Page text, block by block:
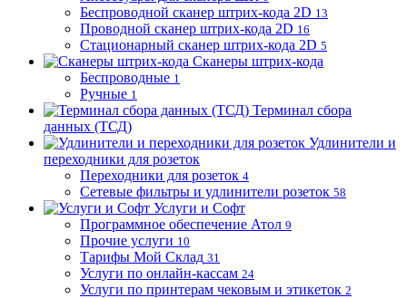
Беспроводной сканер штрих-кода 2D 13
Проводной сканер штрих-кода 2D 16
Стационарный сканер штрих-кода 2D 5
Сканеры штрих-кода
Беспроводные 1
Ручные 1
Терминал сбора
данных (ТСД)
Удлинители и
переходники для розеток
Переходники для розеток 4
Сетевые фильтры и удлинители розеток 58
Услуги и Софт
Программное обеспечение Атол 9
Прочие услуги 10
Тарифы Мой Склад 31
Услуги по онлайн-кассам 24
Услуги по принтерам чековым и этикеток 2